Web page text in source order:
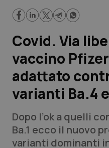
Regioni e Asl
Lavoro e Professioni
Scienza e Farmaci
Studi e Analisi
Lettere al direttore
Edizioni Regionali
Covid. Via
vaccino
adattato
varianti Ba.4
Dopo l’ok a quelli
Ba.1 ecco il nuovo
varianti dominanti